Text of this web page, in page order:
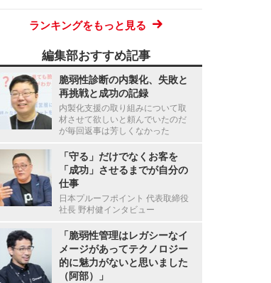
ランキングをもっと見る
編集部おすすめ記事
脆弱性診断の内製化、失敗と
再挑戦と成功の記録
内製化支援の取り組みについて取
材させて欲しいと頼んでいたのだ
が毎回返事は芳しくなかった
「守る」だけでなくお客を
「成功」させるまでが自分の
仕事
日本プルーフポイント 代表取締役
社長 野村健インタビュー
「脆弱性管理はレガシーなイ
メージがあってテクノロジー
的に魅力がないと思いました
（阿部）」